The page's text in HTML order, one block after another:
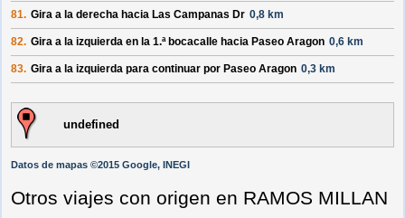
81. Gira a la derecha hacia Las Campanas Dr 0,8 km
82. Gira a la izquierda en la 1.ª bocacalle hacia Paseo Aragon 0,6 km
83. Gira a la izquierda para continuar por Paseo Aragon 0,3 km
undefined
Datos de mapas ©2015 Google, INEGI
Otros viajes con origen en RAMOS MILLAN